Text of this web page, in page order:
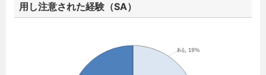
用し注意された経験（SA）